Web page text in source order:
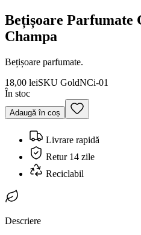
Bețișoare Parfumate
Champa
Bețișoare parfumate.
18,00 leiSKU GoldNCi-01
În stoc
Adaugă în coș
Livrare rapidă
Retur 14 zile
Reciclabil
Descriere